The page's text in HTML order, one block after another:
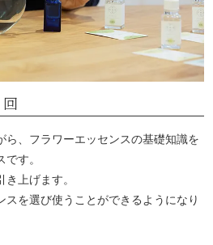
ら、フラワーエッセンスの基礎知識を
す。
上げます。
スを選び使うことができるようになり